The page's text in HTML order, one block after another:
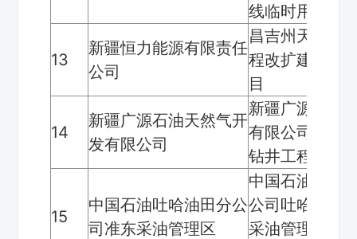
线临时用地
13
新疆恒力能源有限责任
公司
昌吉州天然气
程改扩建燃气
目
14
新疆广源石油天然气开
发有限公司
新疆广源石油
有限公司大有
钻井工程临时
15
中国石油吐哈油田分公
司准东采油管理区
中国石油天然
公司吐哈油田
采油管理区10